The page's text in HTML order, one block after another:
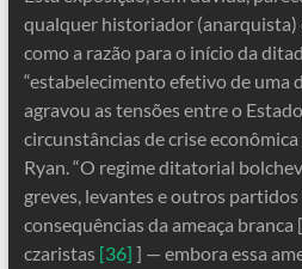
qualquer historiador (anarquista)
como a razão para o início da
“estabelecimento efetivo de
agravou as tensões entre o
circunstâncias de crise econômica
Ryan. “O regime ditatorial
greves, levantes e outros
consequências da ameaça branca
czaristas [36] ] — embora essa